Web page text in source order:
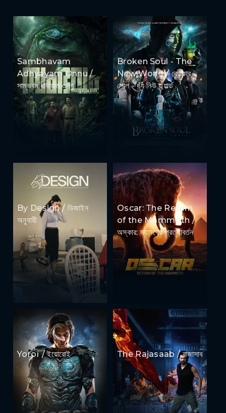
Sambhavam
Adhyayam Onnu /
সাম্ভবম ধার্যায়াম ওন্ণু
Broken Soul - The
New World / ব্রোকার
সোল - দ্য নিউ ওয়ার্ল্ড
By Design / ডিজাইন
অনুযায়ী
Oscar: The Return
of the Mammoth /
অস্কার: ম্যামথের প্রত্যাবর্তন
Yoroï / ইয়োরোই The Rajasaab / রাজাসাব